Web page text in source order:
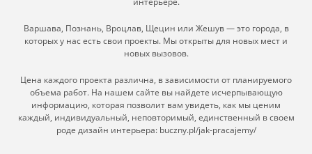
Варшава, Познань, Вроцлав, Щецин или Жешув — это города, в
которых у нас есть свои проекты. Мы открыты для новых мест и
новых вызовов.
Цена каждого проекта различна, в зависимости от планируемого
объема работ. На нашем сайте вы найдете исчерпывающую
информацию, которая позволит вам увидеть, как мы ценим
каждый, индивидуальный, неповторимый, единственный в своем
роде дизайн интерьера: buczny.pl/jak-pracajemy/